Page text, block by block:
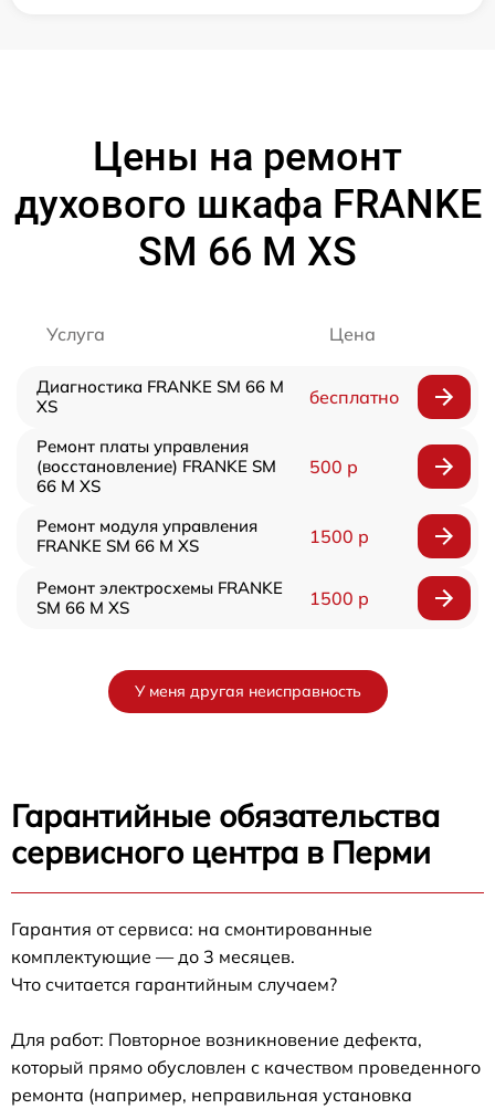
Цены на ремонт
духового шкафа FRANKE
SM 66 M XS
Услуга Цена
Диагностика FRANKE SM 66 M
XS
бесплатно
Ремонт платы управления
(восстановление) FRANKE SM
66 M XS
500 р
Ремонт модуля управления
FRANKE SM 66 M XS
1500 р
Ремонт электросхемы FRANKE
SM 66 M XS
1500 р
У меня другая неисправность
Гарантийные обязательства
сервисного центра в Перми
Гарантия от сервиса: на смонтированные
комплектующие — до 3 месяцев.
Что считается гарантийным случаем?
Для работ: Повторное возникновение дефекта,
который прямо обусловлен с качеством проведенного
ремонта (например, неправильная установка